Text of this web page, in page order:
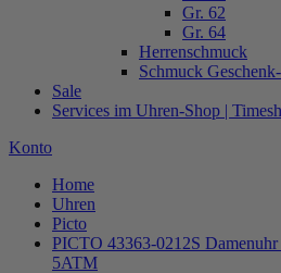
Gr. 62
Gr. 64
Herrenschmuck
Schmuck
Sale
Services im Uhren-Shop |
Konto
Home
Uhren
Picto
PICTO 43363-0212S
5ATM